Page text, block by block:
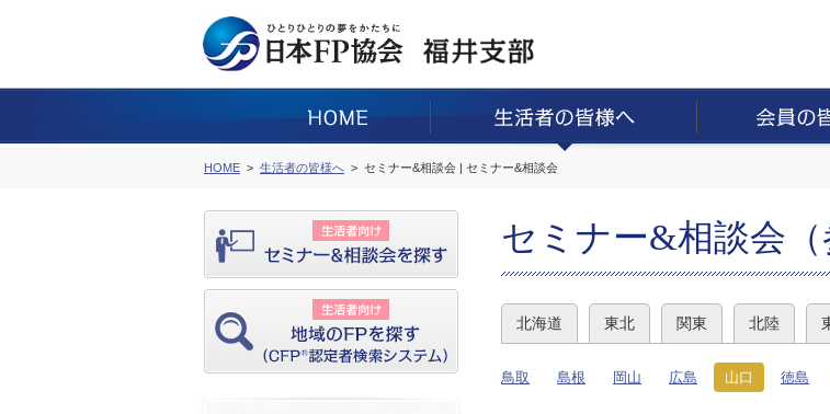
HOME 生活者の皆様へ セミナー&相談会 | セミナー&相談会
セミナー&相談会（
北海道 東北 関東 北陸
鳥取 島根 岡山 広島 山口 徳島